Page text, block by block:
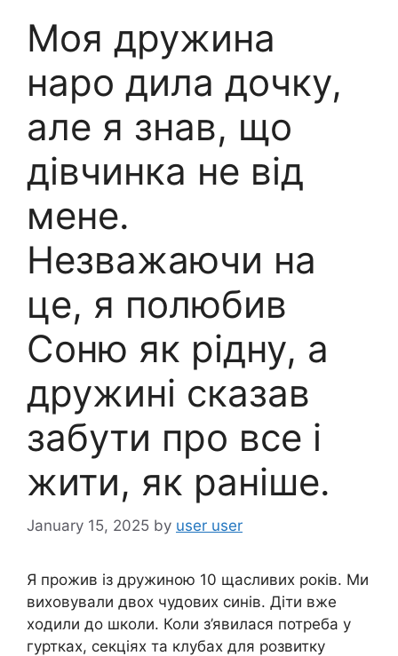
Моя дружина
наро дила дочку,
але я знав, що
дівчинка не від
мене.
Незважаючи на
це, я полюбив
Соню як рідну, а
дружині сказав
забути про все і
жити, як раніше.
January 15, 2025 by user user
Я прожив із дружиною 10 щасливих років. Ми
виховували двох чудових синів. Діти вже
ходили до школи. Коли з’явилася потреба у
гуртках, секціях та клубах для розвитку